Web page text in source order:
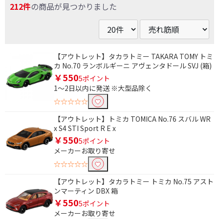
212件の商品が見つかりました
【アウトレット】タカラトミー TAKARA TOMY トミ
カ No.70 ランボルギーニ アヴェンタドール SVJ (箱)
￥5505ポイント
1～2日以内に発送 ※大型品除く
☆☆☆☆☆
【アウトレット】トミカ TOMICA No.76 スバル WR
x S4 STI Sport R E x
￥5505ポイント
メーカーお取り寄せ
☆☆☆☆☆
【アウトレット】タカラトミー トミカ No.75 アスト
ンマーティン DBX 箱
￥5505ポイント
メーカーお取り寄せ